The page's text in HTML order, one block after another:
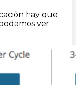
hay que
ver